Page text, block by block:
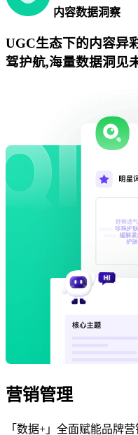
内容数据洞察
UGC生态下的内容异
驾护航,海量数据洞见
营销管理
「数据+」全面赋能品牌